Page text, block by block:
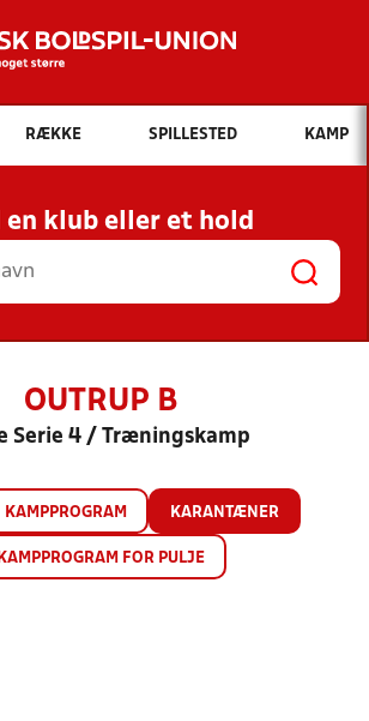
Hvad vil du søge efter?
INDHOLD OG NYHEDER
RESULTATER, KLUBBER OG
HOLD
RÆKKE SPILLESTED KAMP
en klub eller et hold
OUTRUP B
Serie 4 / Træningskamp
KAMPPROGRAM KARANTÆNER
KAMPPROGRAM FOR PULJE